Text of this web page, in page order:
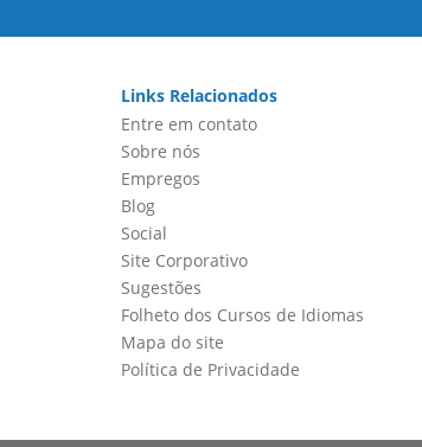
Links Relacionados
Entre em contato
Sobre nós
Empregos
Blog
Social
Site Corporativo
Sugestões
Folheto dos Cursos de Idiomas
Mapa do site
Política de Privacidade